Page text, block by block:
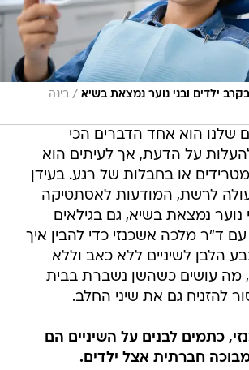
ילדים ובני נוער נמצאת בשיא / בינה
שלנו הוא אחד הדברים הכי
על הדעת, אך לעיתים הוא
או בחבלות של רגע. בעידן
לרשת, המודעות לאסתטיקה
נוער נמצאת בשיא, גם בגילאים
עם ד"ר מלכה אשכנזי כדי להבין איך
הלבן לשיניים ללא כאב וללא
מה עושים כשהשן נשברת בבית
להזניח גם את שיני החלב.
כתמים לבנים על השיניים הם
חברתית אצל ילדים.